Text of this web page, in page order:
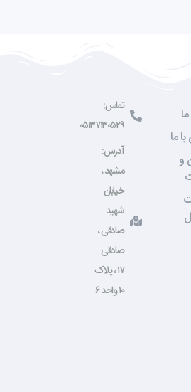
ما
و
تماس:
۰۵۱۳۷۱۳۰۵۲۹
آدرس:
مشهد ،
خیابان
شهید
صادقی ،
صادقی
۱۷ ، پلاک
۱۰ واحد ۶